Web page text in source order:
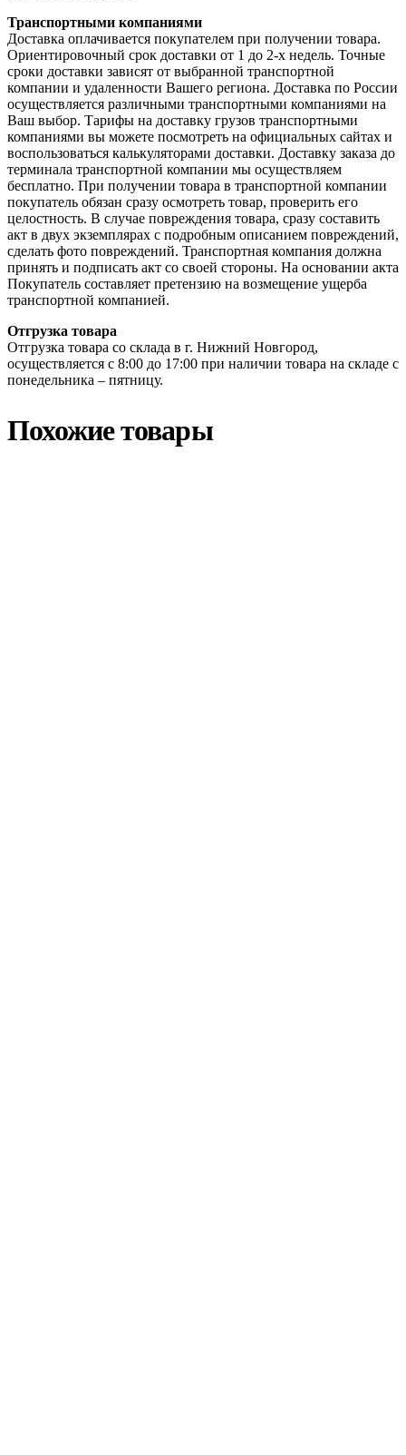
Транспортными компаниями
Доставка оплачивается покупателем при получении товара.
Ориентировочный срок доставки от 1 до 2-х недель. Точные
сроки доставки зависят от выбранной транспортной
компании и удаленности Вашего региона. Доставка по России
осуществляется различными транспортными компаниями на
Ваш выбор. Тарифы на доставку грузов транспортными
компаниями вы можете посмотреть на официальных сайтах и
воспользоваться калькуляторами доставки. Доставку заказа до
терминала транспортной компании мы осуществляем
бесплатно. При получении товара в транспортной компании
покупатель обязан сразу осмотреть товар, проверить его
целостность. В случае повреждения товара, сразу составить
акт в двух экземплярах с подробным описанием повреждений,
сделать фото повреждений. Транспортная компания должна
принять и подписать акт со своей стороны. На основании акта
Покупатель составляет претензию на возмещение ущерба
транспортной компанией.
Отгрузка товара
Отгрузка товара со склада в г. Нижний Новгород,
осуществляется с 8:00 до 17:00 при наличии товара на складе с
понедельника – пятницу.
Похожие товары